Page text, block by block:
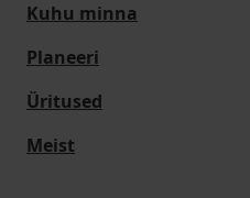
Kuhu minna
Planeeri
Üritused
Meist